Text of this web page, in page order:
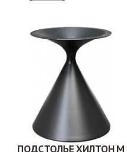
ПОДСТОЛЬЕ ХИЛТОН М